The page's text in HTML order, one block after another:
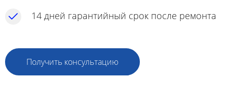
14 дней гарантийный срок после ремонта
Получить консультацию